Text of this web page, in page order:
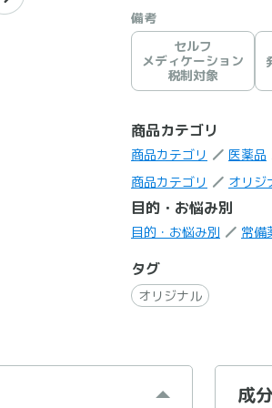
備考
セルフ
メディケーション
税制対象
商品カテゴリ
商品カテゴリ 医薬品
商品カテゴリ
オリジ
目的・お悩み別
目的・お悩み別 常備
タグ
オリジナル
成